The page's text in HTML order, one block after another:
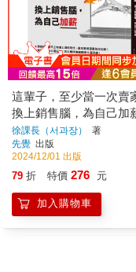
這輩子，至少當一次賣
換上銷售腦，為自己加
徐課長（서과장）
著
先覺 出版
2024/12/01 出版
79 折 特價 276 元
加入購物車